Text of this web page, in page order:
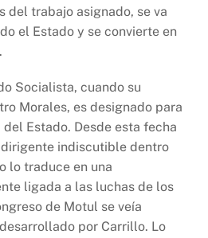
del trabajo asignado, se va
el Estado y se convierte en
Socialista, cuando su
Morales, es designado para
Estado. Desde esta fecha
dirigente indiscutible dentro
lo traduce en una
ligada a las luchas de los
de Motul se veía
por Carrillo. Lo